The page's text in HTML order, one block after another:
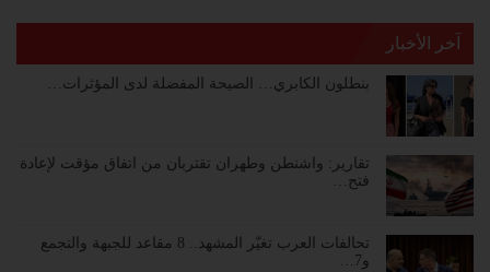
آخر الأخبار
بنطلون الكابري… الصيحة المفضلة لدى المؤثرات…
تقارير: واشنطن وطهران تقتربان من اتفاق مؤقت لإعادة
فتح…
تحالفات العرب تغيّر المشهد.. 8 مقاعد للجبهة والتجمع
و7…